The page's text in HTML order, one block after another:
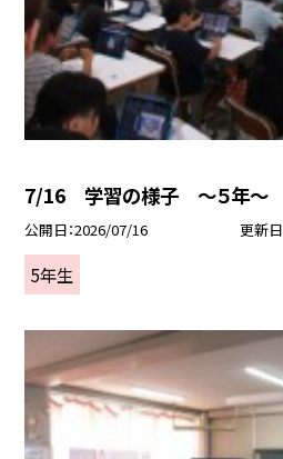
7/16 学習の様子 ～５年～
公開日 2026/07/16 更新日
5年生